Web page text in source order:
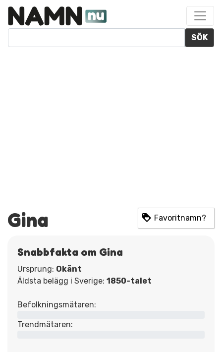
SÖK
Gina Favoritnamn?
Snabbfakta om Gina
Ursprung: Okänt
Äldsta belägg i Sverige: 1850-talet
Befolkningsmätaren:
Trendmätaren: